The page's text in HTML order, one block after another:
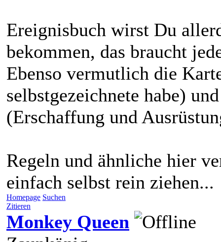
Ereignisbuch wirst Du
bekommen, das braucht
Ebenso vermutlich die
selbstgezeichnete habe)
(Erschaffung und
Regeln und ähnliche hier
einfach selbst rein ziehen...
Homepage Suchen
Zitieren
Monkey Queen